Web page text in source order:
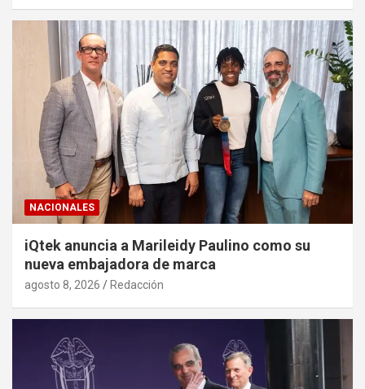
NACIONALES
iQtek anuncia a Marileidy Paulino como su
nueva embajadora de marca
agosto 8, 2026 Redacción